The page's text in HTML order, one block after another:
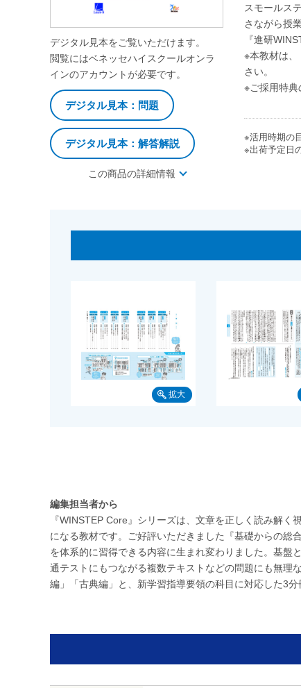
デジタル見本をご覧いただけます。
閲覧にはベネッセハイスクールオンラ
インのアカウントが必要です。
デジタル見本：問題
デジタル見本：解答解説
この商品の詳細情報
スモールス
さながら授
『進研
※本教材は、
さい。
※ご採用特典
※活用時期の
※出荷予定日
編集担当者から
『WINSTEP Core』シリーズは、文章を正しく読み解
になる教材です。ご好評いただきました『基礎からの総
を体系的に習得できる内容に生まれ変わりました。基盤
通テストにもつながる複数テキストなどの問題にも無理
編」「古典編」と、新学習指導要領の科目に対応した3